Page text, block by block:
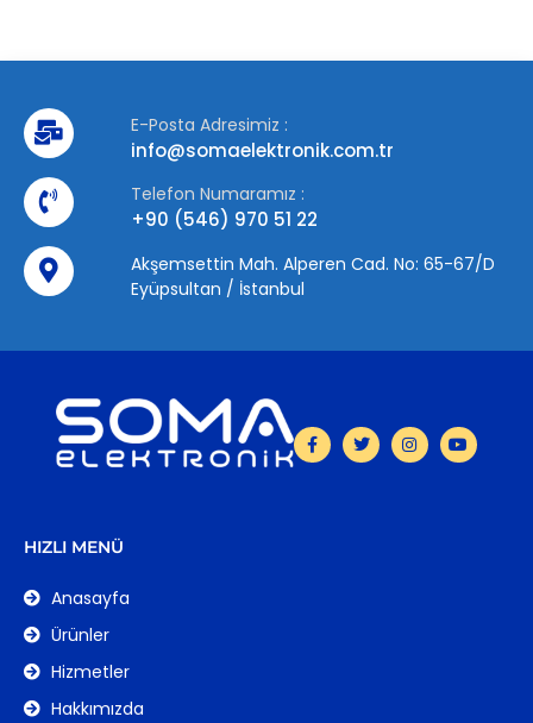
E-Posta Adresimiz :
info@somaelektronik.com.tr
Telefon Numaramız :
+90 (546) 970 51 22
Akşemsettin Mah. Alperen Cad. No: 65-67/D
Eyüpsultan / İstanbul
HIZLI MENÜ
Anasayfa
Ürünler
Hizmetler
Hakkımızda